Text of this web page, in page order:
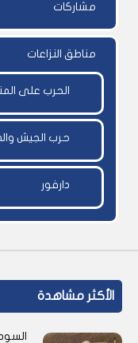
مشاركات
مناطق النزاعات
الحرب على
حرب الجيش
دارفور
الأكثر مشاهدة